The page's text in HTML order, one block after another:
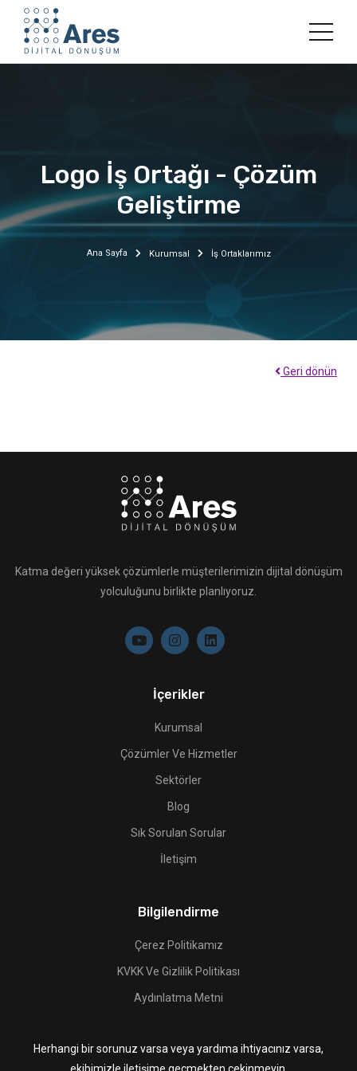
Logo İş Ortağı - Çözüm
Geliştirme
Ana Sayfa Kurumsal İş Ortaklarımız
Geri dönün
Katma değeri yüksek çözümlerle müşterilerimizin dijital dönüşüm
yolculuğunu birlikte planlıyoruz.
İçerikler
Kurumsal
Çözümler Ve Hizmetler
Sektörler
Blog
Sık Sorulan Sorular
İletişim
Bilgilendirme
Çerez Politikamız
KVKK Ve Gizlilik Politikası
Aydınlatma Metni
Herhangi bir sorunuz varsa veya yardıma ihtiyacınız varsa,
ekibimizle iletişime geçmekten çekinmeyin.